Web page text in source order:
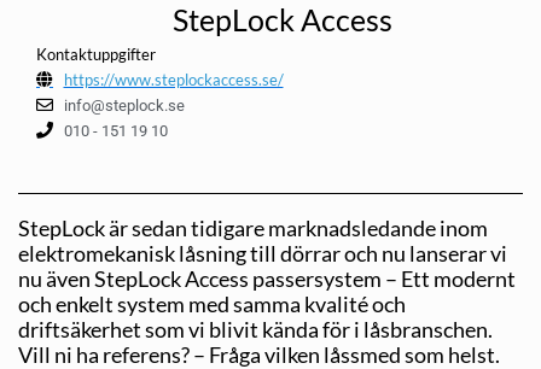
StepLock Access
Kontaktuppgifter
https://www.steplockaccess.se/
info@steplock.se
010 - 151 19 10
StepLock är sedan tidigare marknadsledande inom
elektromekanisk låsning till dörrar och nu lanserar vi
nu även StepLock Access passersystem – Ett modernt
och enkelt system med samma kvalité och
driftsäkerhet som vi blivit kända för i låsbranschen.
Vill ni ha referens? – Fråga vilken låssmed som helst.